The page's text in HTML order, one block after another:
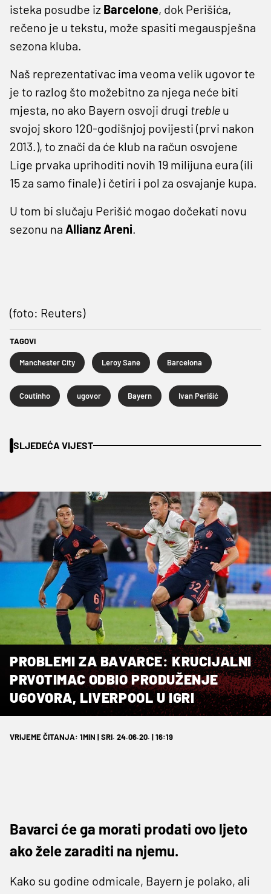
isteka posudbe iz Barcelone, dok Perišića,
rečeno je u tekstu, može spasiti megauspješna
sezona kluba.
Naš reprezentativac ima veoma velik ugovor te
je to razlog što možebitno za njega neće biti
mjesta, no ako Bayern osvoji drugi treble u
svojoj skoro 120-godišnjoj povijesti (prvi nakon
2013.), to znači da će klub na račun osvojene
Lige prvaka uprihoditi novih 19 milijuna eura (ili
15 za samo finale) i četiri i pol za osvajanje kupa.
U tom bi slučaju Perišić mogao dočekati novu
sezonu na Allianz Areni.
(foto: Reuters)
TAGOVI
Manchester City Leroy Sane Barcelona
Coutinho ugovor Bayern Ivan Perišić
SLJEDEĆA VIJEST
PROBLEMI ZA BAVARCE: KRUCIJALNI
PRVOTIMAC ODBIO PRODUŽENJE
UGOVORA, LIVERPOOL U IGRI
VRIJEME ČITANJA: 1MIN | SRI. 24.06.20. | 16:19
Bavarci će ga morati prodati ovo ljeto
ako žele zaraditi na njemu.
Kako su godine odmicale, Bayern je polako, ali